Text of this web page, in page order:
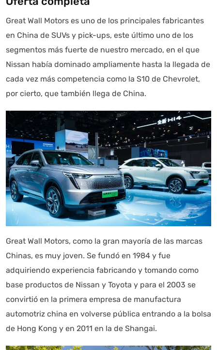
Great Wall Motors es uno de los principales fabricantes
en China de SUVs y pick-ups, este último uno de los
segmentos más fuerte de nuestro mercado, en el que
Nissan había dominado ampliamente hasta la llegada de
cada vez más competencia como la S10 de Chevrolet,
por cierto, que también llega de China.
Great Wall Motors, como la gran mayoría de las marcas
Chinas, es muy joven. Se fundó en 1984 y fue
adquiriendo experiencia fabricando y tomando como
base productos de Nissan y Toyota y para el 2003 se
convirtió en la primera empresa de manufactura
automotriz china en volverse pública entrando a la bolsa
de Hong Kong y en 2011 en la de Shangai.
Autoanalítica IA Agente Inteligente
Estoy aquí para encontrar lo que necesitas. ¿Qué estás
buscando? "Este asistente con IA (OpenAI) ofrece
información referencial que puede contener errores.
Asistente con IA en desarrollo. Autoanalítica optimiza